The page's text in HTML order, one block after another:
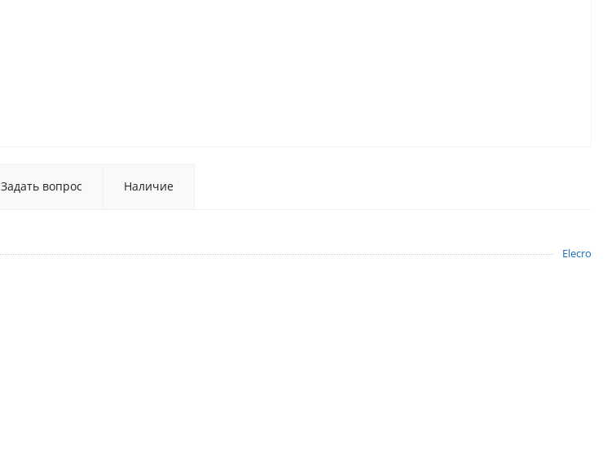
Задать вопрос Наличие
Elecro